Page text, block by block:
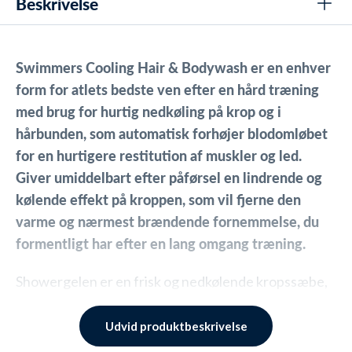
Swimmers Cooling Hair & Bodywash er en enhver
form for atlets bedste ven efter en hård træning
med brug for hurtig nedkøling på krop og i
hårbunden, som automatisk forhøjer blodomløbet
for en hurtigere restitution af muskler og led.
Giver umiddelbart efter påførsel en lindrende og
kølende effekt på kroppen, som vil fjerne den
varme og nærmest brændende fornemmelse, du
formentligt har efter en lang omgang træning.
Showergelen er en frisk og nedkølende kropssæbe,
som også kan anvendes i håret, som vil give dig de
samme associationer som en tur i det friske hav, da
du får en helt ny og revitaliserende fornemmelse,
Udvid produktbeskrivelse